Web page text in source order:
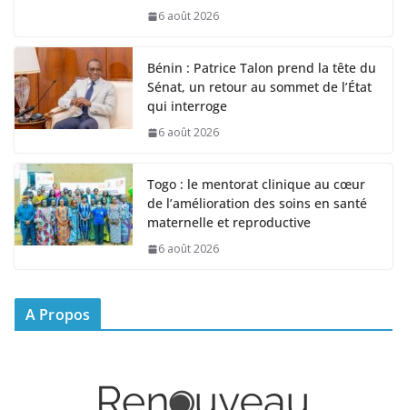
6 août 2026
Bénin : Patrice Talon prend la tête du
Sénat, un retour au sommet de l’État
qui interroge
6 août 2026
Togo : le mentorat clinique au cœur
de l’amélioration des soins en santé
maternelle et reproductive
6 août 2026
A Propos